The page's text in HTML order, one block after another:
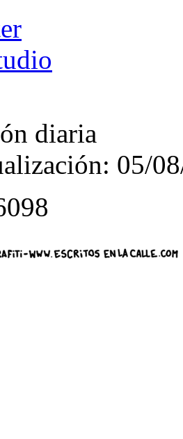
diaria
05/